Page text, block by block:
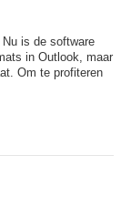
is de software
in Outlook, maar
Om te profiteren